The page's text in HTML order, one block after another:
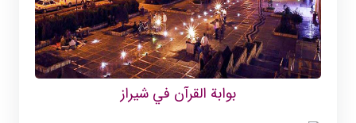
بوابة القرآن في شيراز